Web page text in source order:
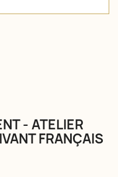
- ATELIER
FRANÇAIS